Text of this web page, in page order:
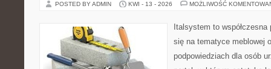
POSTED BY ADMIN KWI - 13 - 2026 MOŻLIWOŚĆ
Italsystem to
się na tematyce meblowej
podpowiedziach dla osób